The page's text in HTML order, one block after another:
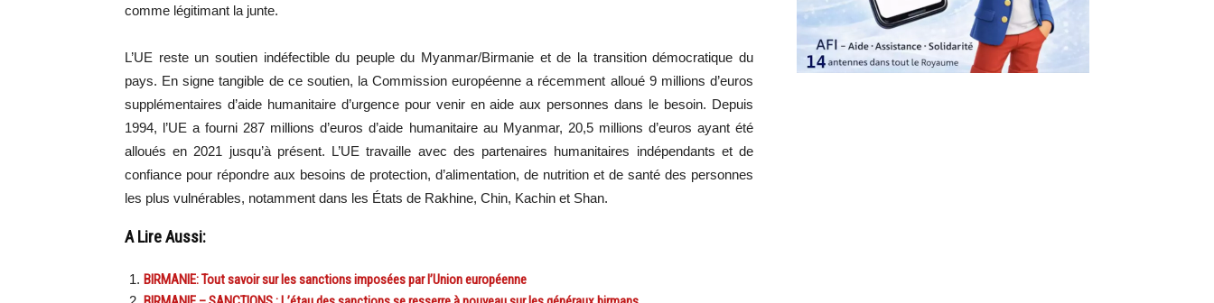
comme légitimant la junte.
L’UE reste un soutien indéfectible du peuple du Myanmar/Birmanie et de la transition démocratique du
pays. En signe tangible de ce soutien, la Commission européenne a récemment alloué 9 millions d’euros
supplémentaires d’aide humanitaire d’urgence pour venir en aide aux personnes dans le besoin. Depuis
1994, l’UE a fourni 287 millions d’euros d’aide humanitaire au Myanmar, 20,5 millions d’euros ayant été
alloués en 2021 jusqu’à présent. L’UE travaille avec des partenaires humanitaires indépendants et de
confiance pour répondre aux besoins de protection, d’alimentation, de nutrition et de santé des personnes
les plus vulnérables, notamment dans les États de Rakhine, Chin, Kachin et Shan.
A Lire Aussi:
BIRMANIE: Tout savoir sur les sanctions imposées par l’Union européenne